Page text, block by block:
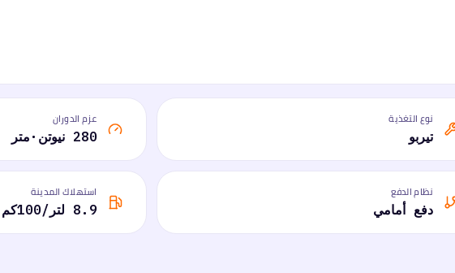
نوع التغذية
تيربو
عزم الدوران
280 نيوتن·متر
نظام الدفع
دفع أمامي
استهلاك المدينة
8.9 لتر/100كم